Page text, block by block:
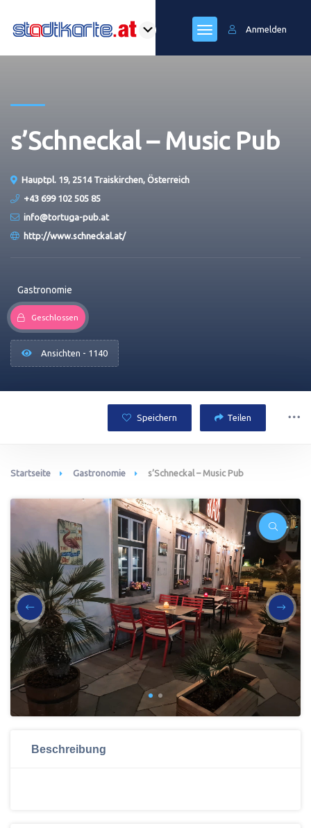
Anmelden
s’Schneckal – Music Pub
Hauptpl. 19, 2514 Traiskirchen, Österreich
+43 699 102 505 85
info@tortuga-pub.at
http://www.schneckal.at/
Gastronomie
Geschlossen
Ansichten - 1140
Speichern Teilen
Startseite Gastronomie s’Schneckal – Music Pub
Beschreibung